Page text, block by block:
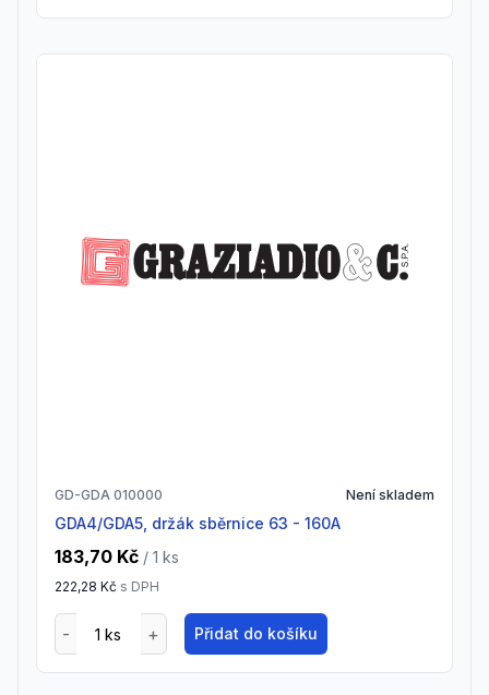
GD-GDA 010000 Není skladem
GDA4/GDA5, držák sběrnice 63 - 160A
183,70 Kč / 1 ks
222,28 Kč s DPH
Přidat do košíku